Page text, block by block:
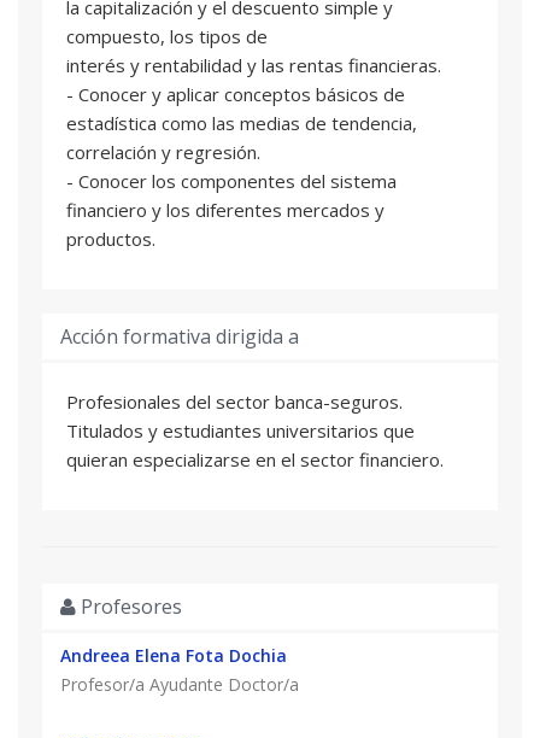
la capitalización y el descuento simple y
compuesto, los tipos de
interés y rentabilidad y las rentas financieras.
- Conocer y aplicar conceptos básicos de
estadística como las medias de tendencia,
correlación y regresión.
- Conocer los componentes del sistema
financiero y los diferentes mercados y
productos.
Acción formativa dirigida a
Profesionales del sector banca-seguros.
Titulados y estudiantes universitarios que
quieran especializarse en el sector financiero.
Profesores
Andreea Elena Fota Dochia
Profesor/a Ayudante Doctor/a